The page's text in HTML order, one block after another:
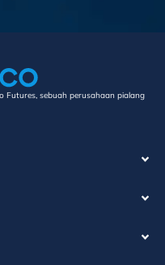
Futures, sebuah perusahaan pialang